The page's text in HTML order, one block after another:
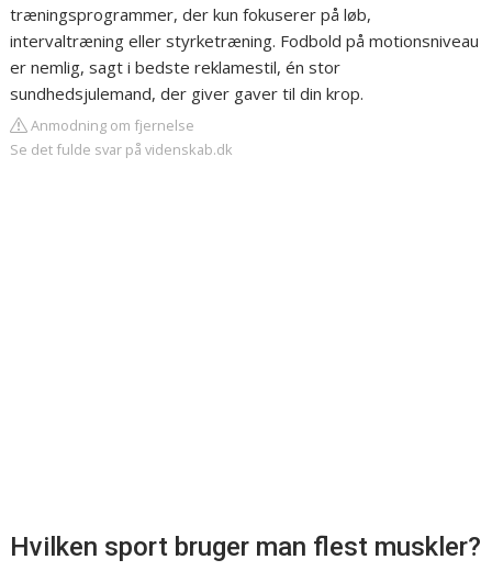
træningsprogrammer, der kun fokuserer på løb,
intervaltræning eller styrketræning. Fodbold på motionsniveau
er nemlig, sagt i bedste reklamestil, én stor
sundhedsjulemand, der giver gaver til din krop.
Anmodning om fjernelse
Se det fulde svar på videnskab.dk
Hvilken sport bruger man flest muskler?